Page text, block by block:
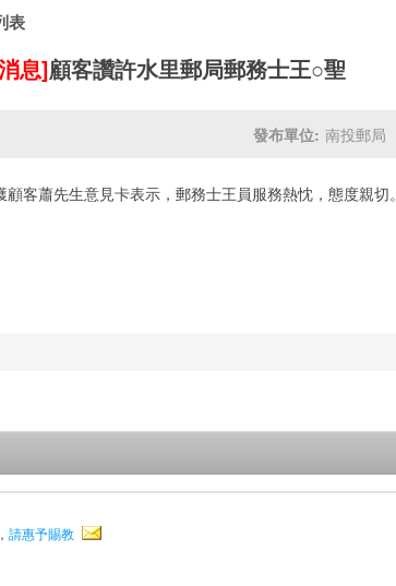
表
息]顧客讚許水里郵局郵務士王○聖
發布單位: 南投郵局
顧客蕭先生意見卡表示，郵務士王員服務熱忱，態度親切。
請惠予賜教